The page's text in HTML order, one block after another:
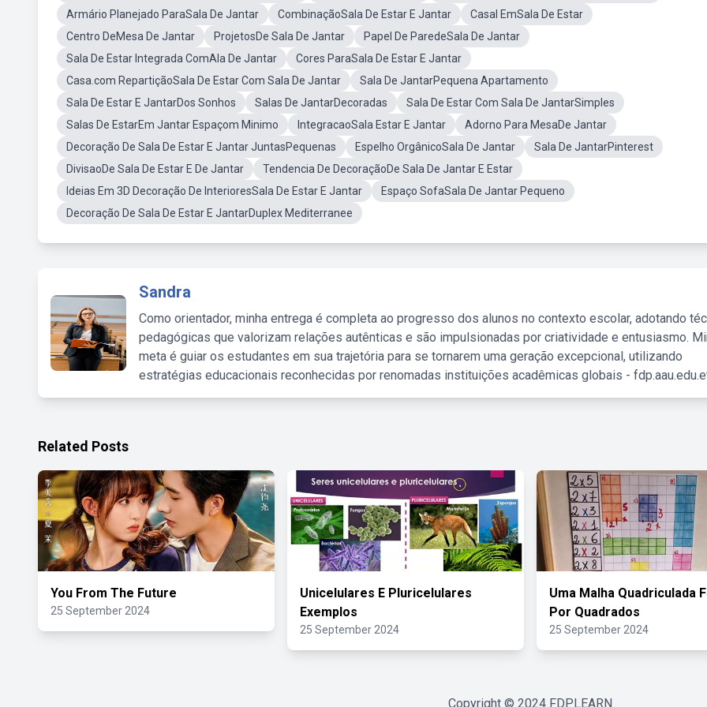
Armário Planejado ParaSala De Jantar
CombinaçãoSala De Estar E Jantar
Casal EmSala De Estar
Centro DeMesa De Jantar
ProjetosDe Sala De Jantar
Papel De ParedeSala De Jantar
Sala De Estar Integrada ComAla De Jantar
Cores ParaSala De Estar E Jantar
Casa.com RepartiçãoSala De Estar Com Sala De Jantar
Sala De JantarPequena Apartamento
Sala De Estar E JantarDos Sonhos
Salas De JantarDecoradas
Sala De Estar Com Sala De JantarSimples
Salas De EstarEm Jantar Espaçom Minimo
IntegracaoSala Estar E Jantar
Adorno Para MesaDe Jantar
Decoração De Sala De Estar E Jantar JuntasPequenas
Espelho OrgânicoSala De Jantar
Sala De JantarPinterest
DivisaoDe Sala De Estar E De Jantar
Tendencia De DecoraçãoDe Sala De Jantar E Estar
Ideias Em 3D Decoração De InterioresSala De Estar E Jantar
Espaço SofaSala De Jantar Pequeno
Decoração De Sala De Estar E JantarDuplex Mediterranee
Sandra
Como orientador, minha entrega é completa ao progresso dos alunos no contexto escolar, adotando
pedagógicas que valorizam relações autênticas e são impulsionadas por criatividade e entusiasmo.
meta é guiar os estudantes em sua trajetória para se tornarem uma geração excepcional, utilizando
estratégias educacionais reconhecidas por renomadas instituições acadêmicas globais -
Related Posts
You From The Future
25 September 2024
Unicelulares E Pluricelulares
Exemplos
25 September 2024
Uma Malha Quadriculada
Por Quadrados
25 September 2024
Copyright © 2024 FDPLEARN